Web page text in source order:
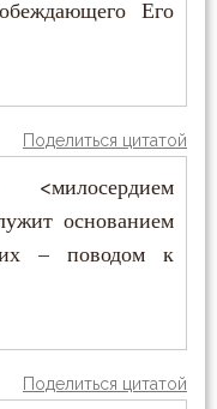
Его
Поделиться цитатой
<милосердием
основанием
– поводом к
Поделиться цитатой